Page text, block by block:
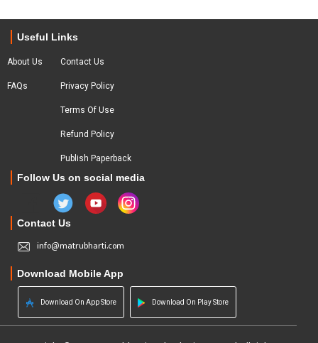
Useful Links
About Us
FAQs
Contact Us
Privacy Policy
Terms Of Use
Refund Policy
Publish Paperback
Follow Us on social media
Contact Us
info@matrubharti.com
Download Mobile App
Download On App Store Download On Play Store